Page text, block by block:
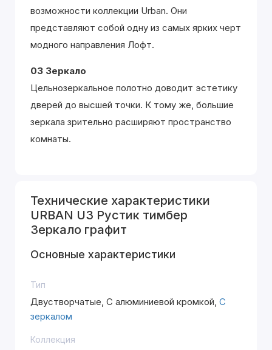
возможности коллекции Urban. Они
представляют собой одну из самых ярких черт
модного направления Лофт.
03 Зеркало
Цельнозеркальное полотно доводит эстетику
дверей до высшей точки. К тому же, большие
зеркала зрительно расширяют пространство
комнаты.
Технические характеристики
URBAN U3 Рустик тимбер
Зеркало графит
Основные характеристики
Тип
Двустворчатые, С алюминиевой кромкой, С
зеркалом
Коллекция